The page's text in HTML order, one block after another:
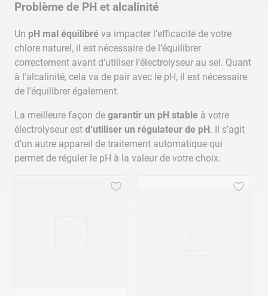
Problème de PH et alcalinité
Un pH mal équilibré va impacter l’efficacité de votre
chlore naturel, il est nécessaire de l’équilibrer
correctement avant d’utiliser l’électrolyseur au sel. Quant
à l’alcalinité, cela va de pair avec le pH, il est nécessaire
de l’équilibrer également.
La meilleure façon de garantir un pH stable à votre
électrolyseur est d’utiliser un régulateur de pH. Il s’agit
d’un autre appareil de traitement automatique qui
permet de réguler le pH à la valeur de votre choix.